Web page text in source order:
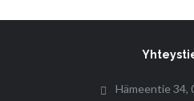
Hämeentie 34,